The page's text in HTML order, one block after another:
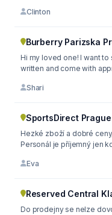
Clinton
Burberry Parizska
Hi my loved one! I want
written and come with
Shari
SportsDirect Prague
Hezké zboží a dobré
Personál je příjemný jen
Eva
Reserved Central
Do prodejny se nelze